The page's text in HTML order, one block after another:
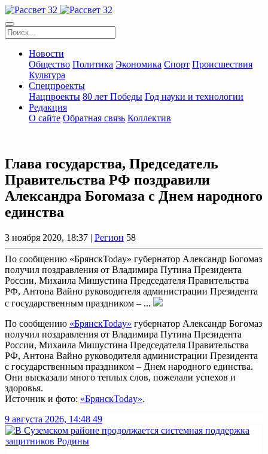
Новости
Общество Политика Экономика Спорт Происшествия
Культура
Спецпроекты
Нацпроекты 80 лет Победы Год науки и технологии
Редакция
О сайте Обратная связь Коллектив
Глава государства, Председатель
Правительства РФ поздравили
Александра Богомаза с Днем народного
единства
3 ноября 2020, 18:37 | Регион 58
По сообщению «БрянскToday» губернатор Александр Богомаз
получил поздравления от Владимира Путина Президента
России, Михаила Мишустина Председателя Правительства
РФ, Антона Вайно руководителя администрации Президента
с государственным праздником – ...
По сообщению «БрянскToday» губернатор Александр Богомаз
получил поздравления от Владимира Путина Президента
России, Михаила Мишустина Председателя Правительства
РФ, Антона Вайно руководителя администрации Президента
с государственным праздником – Днем народного единства.
Они высказали много теплых слов, пожелали успехов и
здоровья.
Источник и фото: «БрянскToday».
9 августа 2026, 14:48 49